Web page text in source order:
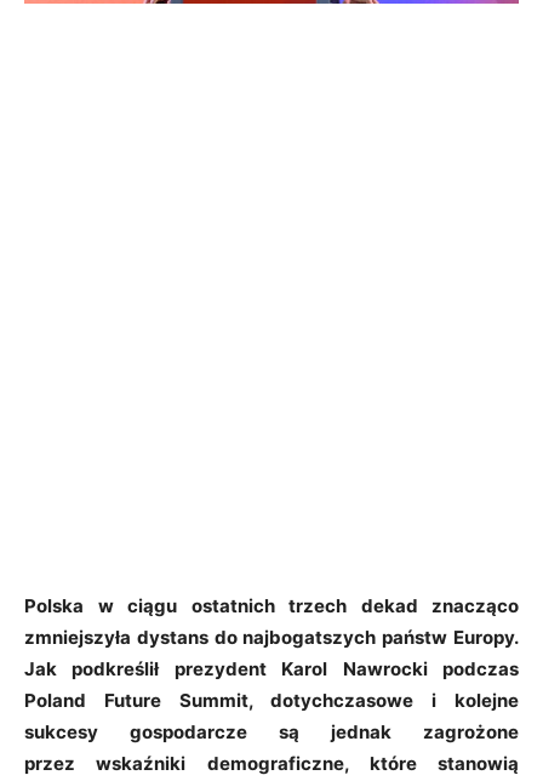
Polska w ciągu ostatnich trzech dekad znacząco
zmniejszyła dystans do najbogatszych państw Europy.
Jak podkreślił prezydent Karol Nawrocki podczas
Poland Future Summit, dotychczasowe i kolejne
sukcesy gospodarcze są jednak zagrożone
przez wskaźniki demograficzne, które stanowią